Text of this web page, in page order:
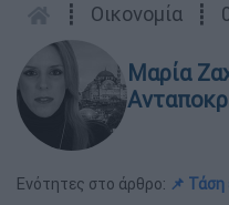
┋ Οικονομία ┋
Μαρία
Ενότητες στο άρθρο: 📌